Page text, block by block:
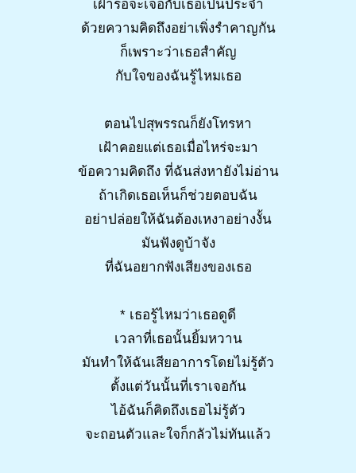
เฝ้ารอจะเจอกับเธอเป็นประจำ
ด้วยความคิดถึงอย่าเพิ่งรำคาญกัน
ก็เพราะว่าเธอสำคัญ
กับใจของฉันรู้ไหมเธอ
ตอนไปสุพรรณก็ยังโทรหา
เฝ้าคอยแต่เธอเมื่อไหร่จะมา
ข้อความคิดถึง ที่ฉันส่งหายังไม่อ่าน
ถ้าเกิดเธอเห็นก็ช่วยตอบฉัน
อย่าปล่อยให้ฉันต้องเหงาอย่างงั้น
มันฟังดูบ้าจัง
ที่ฉันอยากฟังเสียงของเธอ
* เธอรู้ไหมว่าเธอดูดี
เวลาที่เธอนั้นยิ้มหวาน
มันทำให้ฉันเสียอาการโดยไม่รู้ตัว
ตั้งแต่วันนั้นที่เราเจอกัน
ไอ้ฉันก็คิดถึงเธอไม่รู้ตัว
จะถอนตัวและใจก็กลัวไม่ทันแล้ว